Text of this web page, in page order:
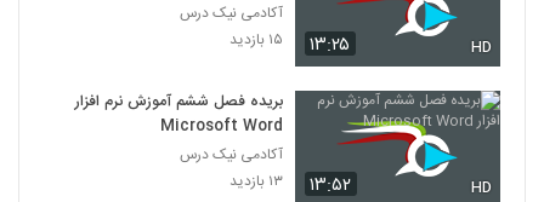
۱۳:۲۵ HD
آکادمی نیک درس
۱۵ بازدید
۱۳:۵۲ HD
بریده فصل ششم آموزش نرم افزار
Microsoft Word
آکادمی نیک درس
۱۳ بازدید